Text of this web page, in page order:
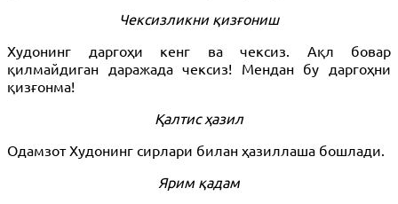
Чексизликни қизғониш
Худонинг даргоҳи кенг ва чексиз. Ақл бовар
қилмайдиган даражада чексиз! Мендан бу даргоҳни
қизғонма!
Қалтис ҳазил
Одамзот Худонинг сирлари билан ҳазиллаша бошлади.
Ярим қадам